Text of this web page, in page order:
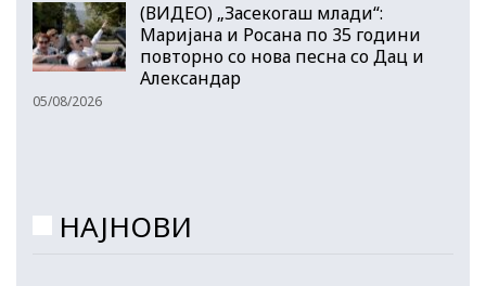
(ВИДЕО) „Засекогаш млади“:
Маријана и Росана по 35 години
повторно со нова песна со Дац и
Александар
05/08/2026
НАЈНОВИ